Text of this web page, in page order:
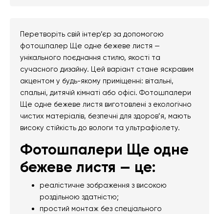
Перетворіть свій інтер’єр за допомогою
фотошпалер Ще одне бежеве листя —
унікального поєднання стилю, якості та
сучасного дизайну. Цей варіант стане яскравим
акцентом у будь-якому приміщенні: вітальні,
спальні, дитячій кімнаті або офісі. Фотошпалери
Ще одне бежеве листя виготовлені з екологічно
чистих матеріалів, безпечні для здоров’я, мають
високу стійкість до вологи та ультрафіолету.
Фотошпалери Ще одне
бежеве листя — це:
реалістичне зображення з високою
роздільною здатністю;
простий монтаж без спеціального